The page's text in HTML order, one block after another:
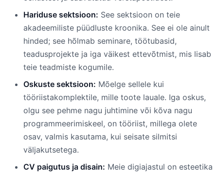
Hariduse sektsioon: See sektsioon on teie
akadeemiliste püüdluste kroonika. See ei ole ainult
hinded; see hõlmab seminare, töötubasid,
teadusprojekte ja iga väikest ettevõtmist, mis lisab
teie teadmiste kogumile.
Oskuste sektsioon: Mõelge sellele kui
tööriistakomplektile, mille toote lauale. Iga oskus,
olgu see pehme nagu juhtimine või kõva nagu
programmeerimiskeel, on tööriist, millega olete
osav, valmis kasutama, kui seisate silmitsi
väljakutsetega.
CV paigutus ja disain: Meie digiajastul on esteetika